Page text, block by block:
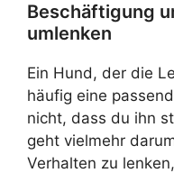
Beschäftigung
umlenken
Ein Hund, der die
häufig eine
nicht, dass du ihn
geht vielmehr
Verhalten zu